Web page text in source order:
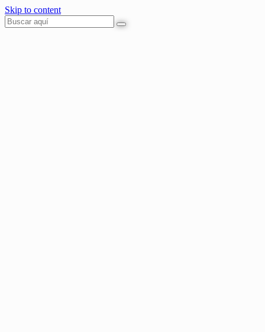
Skip to content